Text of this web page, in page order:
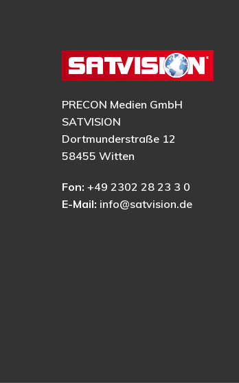
PRECON Medien GmbH
SATVISION
Dortmunderstraße 12
58455 Witten
Fon: +49 2302 28 23 3 0
E-Mail: info@satvision.de